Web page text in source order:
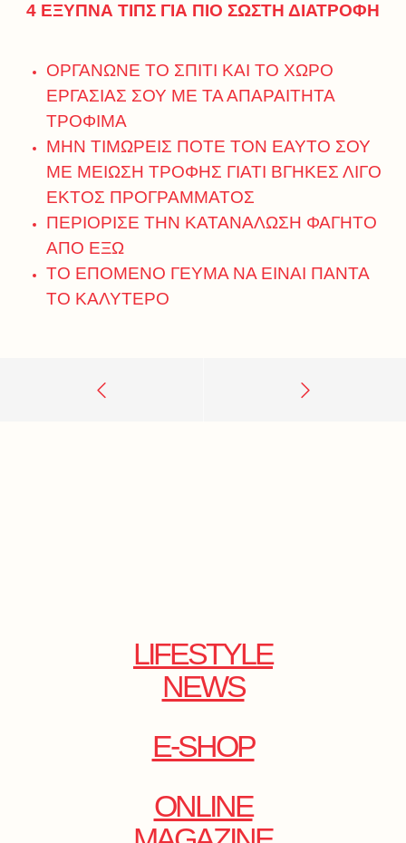
4 ΕΞΥΠΝΑ ΤΙΠΣ ΓΙΑ ΠΙΟ ΣΩΣΤΗ ΔΙΑΤΡΟΦΗ
ΟΡΓΑΝΩΝΕ ΤΟ ΣΠΙΤΙ ΚΑΙ ΤΟ ΧΩΡΟ
ΕΡΓΑΣΙΑΣ ΣΟΥ ΜΕ ΤΑ ΑΠΑΡΑΙΤΗΤΑ
ΤΡΟΦΙΜΑ
ΜΗΝ ΤΙΜΩΡΕΙΣ ΠΟΤΕ ΤΟΝ ΕΑΥΤΟ ΣΟΥ
ΜΕ ΜΕΙΩΣΗ ΤΡΟΦΗΣ ΓΙΑΤΙ ΒΓΗΚΕΣ ΛΙΓΟ
ΕΚΤΟΣ ΠΡΟΓΡΑΜΜΑΤΟΣ
ΠΕΡΙΟΡΙΣΕ ΤΗΝ ΚΑΤΑΝΑΛΩΣΗ ΦΑΓΗΤΟ
ΑΠΟ ΕΞΩ
ΤΟ ΕΠΟΜΕΝΟ ΓΕΥΜΑ ΝΑ ΕΙΝΑΙ ΠΑΝΤΑ
ΤΟ ΚΑΛΥΤΕΡΟ
LIFESTYLE
NEWS
E-SHOP
ONLINE